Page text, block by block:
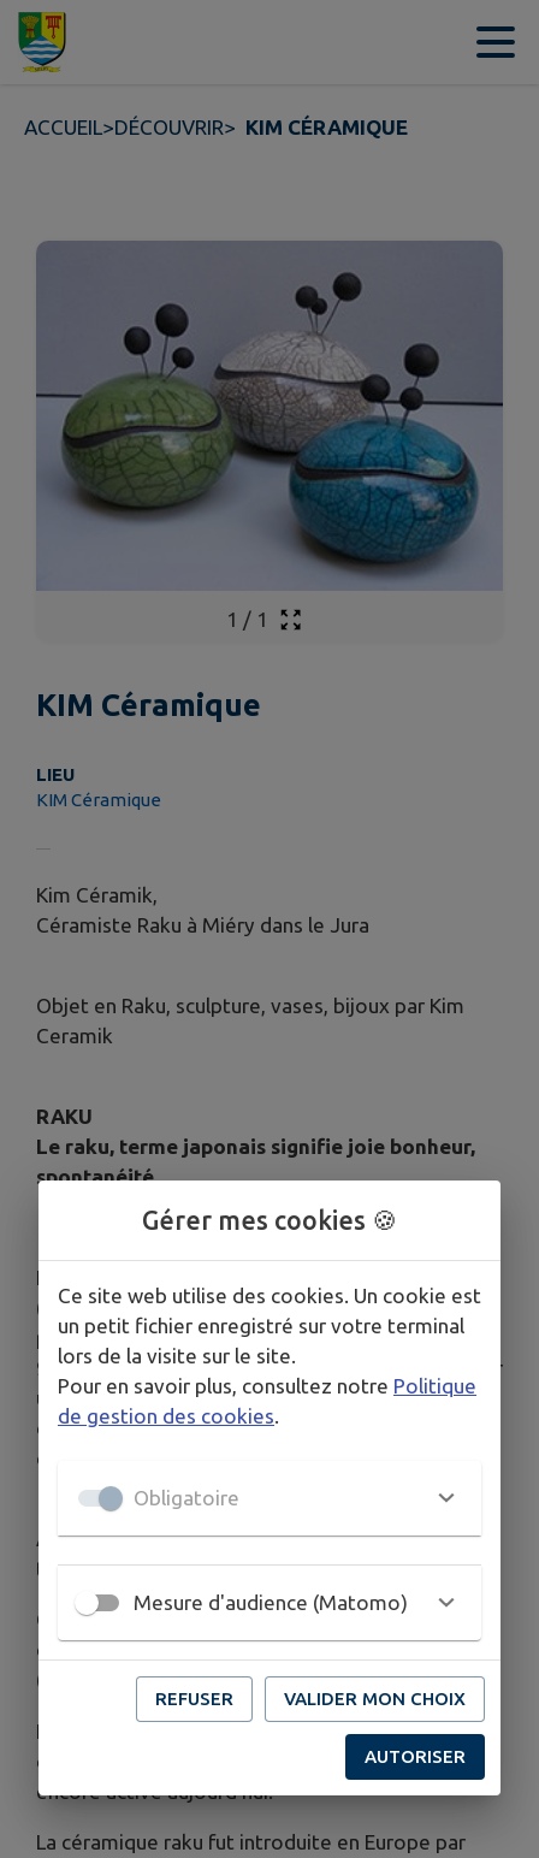
Contenu
ACCUEIL>DÉCOUVRIR> KIM CÉRAMIQUE
1 / 1
KIM Céramique
LIEU
KIM Céramique
Kim Céramik,
Céramiste Raku à Miéry dans le Jura
Objet en Raku, sculpture, vases, bijoux par Kim
Ceramik
RAKU
Le raku, terme japonais signifie joie bonheur,
spontanéité.
Le raku est une technique de cuisson rapide
(environ 1 heure) dont le principe est de retirer les
pièces émaillées incandescentes du four (environ
900°C) à l'aide d'une pince, puis de les déposer sur
un lit de copeaux de bois. Ce processus permet
d'obtenir sur les parties non émaillées et dans les
craquelures du noir de fumée. (
Au japon, le raku est associé à la cérémonie du
thé.
C'est l'étroite collaboration entre Chojiro, potier
coréen (1516-1592), et Rikyu, maitre du thé local
(1521-1591), qui donne naissance au raku.
Le raku fut adopté comme patronyme par les
descendants de son inventeur. Sa fabrication est
encore active aujourd'hui.
La céramique raku fut introduite en Europe par
Gérer mes cookies 🍪
Ce site web utilise des cookies. Un cookie est
un petit fichier enregistré sur votre terminal
lors de la visite sur le site.
Pour en savoir plus, consultez notre Politique
de gestion des cookies
Obligatoire
Mesure d'audience (Matomo)
REFUSER VALIDER MON CHOIX
AUTORISER